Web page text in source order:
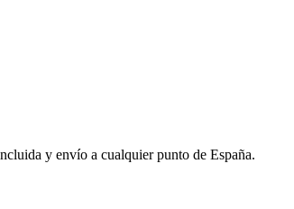
y envío a cualquier punto de España.